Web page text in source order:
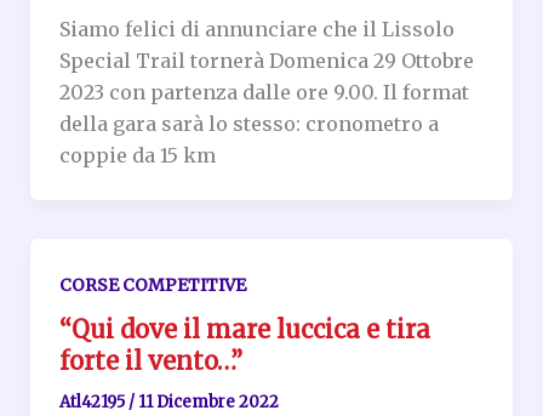
Siamo felici di annunciare che il Lissolo
Special Trail tornerà Domenica 29 Ottobre
2023 con partenza dalle ore 9.00. Il format
della gara sarà lo stesso: cronometro a
coppie da 15 km
CORSE COMPETITIVE
“Qui dove il mare luccica e tira
forte il vento…”
Atl42195 / 11 Dicembre 2022